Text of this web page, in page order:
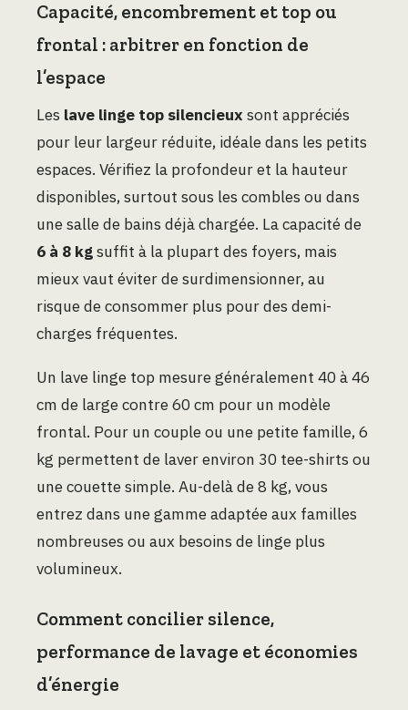
Capacité, encombrement et top ou
frontal : arbitrer en fonction de
l’espace
Les lave linge top silencieux sont appréciés
pour leur largeur réduite, idéale dans les petits
espaces. Vérifiez la profondeur et la hauteur
disponibles, surtout sous les combles ou dans
une salle de bains déjà chargée. La capacité de
6 à 8 kgsuffit à la plupart des foyers, mais
mieux vaut éviter de surdimensionner, au
risque de consommer plus pour des demi-
charges fréquentes.
Un lave linge top mesure généralement 40 à 46
cm de large contre 60 cm pour un modèle
frontal. Pour un couple ou une petite famille, 6
kg permettent de laver environ 30 tee-shirts ou
une couette simple. Au-delà de 8 kg, vous
entrez dans une gamme adaptée aux familles
nombreuses ou aux besoins de linge plus
volumineux.
Comment concilier silence,
performance de lavage et économies
d’énergie